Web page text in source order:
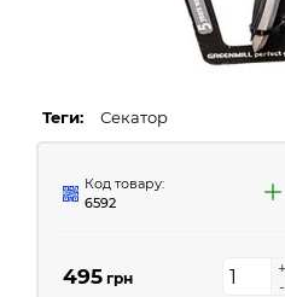
Теги: Секатор
Код товару:
6592
495 грн
+
-
+
-